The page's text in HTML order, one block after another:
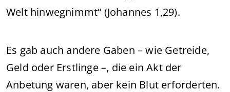
Welt hinwegnimmt“ (Johannes 1,29).
Es gab auch andere Gaben – wie Getreide,
Geld oder Erstlinge –, die ein Akt der
Anbetung waren, aber kein Blut erforderten.